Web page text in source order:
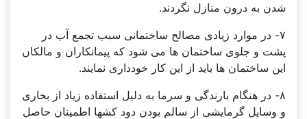
شدن به درون منازل نگردند.
۷- در موارد زیادی مصالح ساختمانی سبب تجمع آب در
پشت و جلوی ساختمان ها می شود که پیمانکاران و مالکان
این ساختمان ها باید از این کار خودداری نمایند.
۸- در هنگام بارندگی و سرما به دلیل استفاده زیاد از بخاری
و وسایل گرمایشی از سالم بودن دود کشها اطمینان حاصل